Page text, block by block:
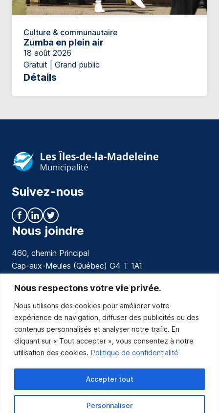
Nous respectons votre vie privée.
Nous utilisons des cookies pour améliorer votre
expérience de navigation, diffuser des publicités ou des
contenus personnalisés et analyser notre trafic. En
cliquant sur « Tout accepter », vous consentez à notre
utilisation des cookies. Politique de confidentialité
Personnaliser
Accepter tout
Culture & communautaire
Zumba en plein air
18 août 2026
Gratuit | Grand public
Détails
Suivez-nous
Nous joindre
460, chemin Principal
Cap-aux-Meules (Québec) G4 T 1A1
communications@muniles.ca
418 986-3100
Composez le 1 en tout temps pour toutes urgences.
Abonnez-vous
Abonnez-vous pour recevoir les nouvelles
de la Municipalité par courriel.